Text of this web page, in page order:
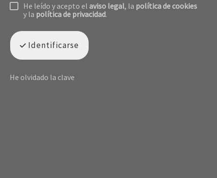
He leído y acepto el aviso legal, la política de cookies
y la política de privacidad.
Identificarse
He olvidado la clave